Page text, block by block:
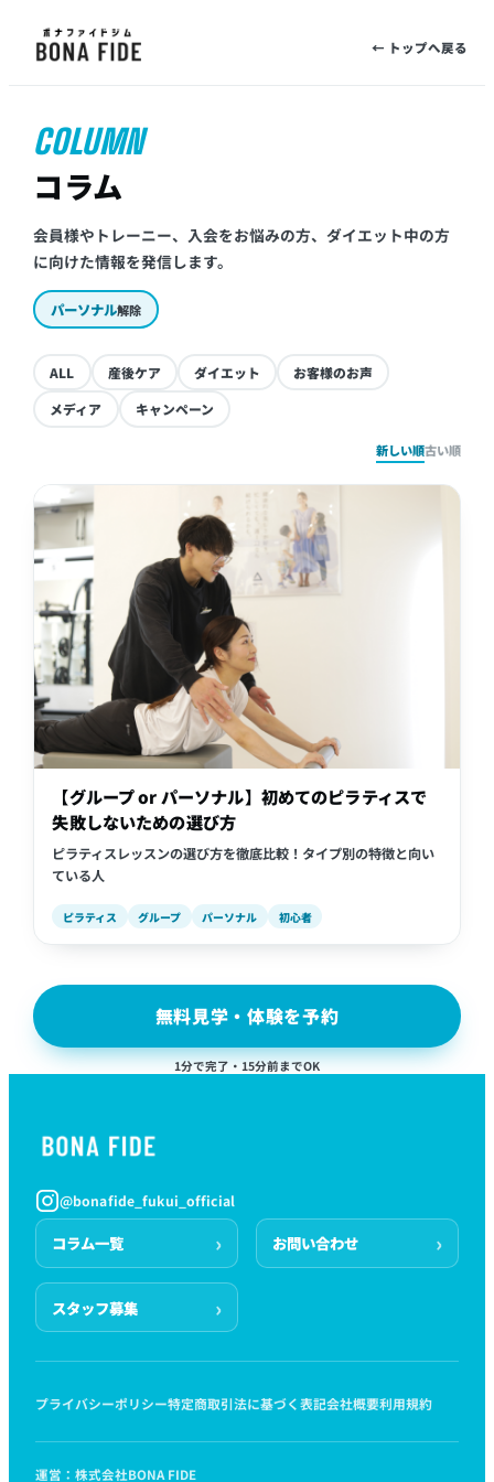
← トップへ戻る
COLUMN
コラム
会員様やトレーニー、入会をお悩みの方、ダイエット中の方
に向けた情報を発信します。
パーソナル解除
ALL 産後ケア ダイエット
お客様のお声
メディア
キャンペーン
新しい順古い順
【グループ or パーソナル】初めてのピラティスで
失敗しないための選び方
ピラティスレッスンの選び方を徹底比較！タイプ別の特徴と向い
ている人
ピラティス グループ パーソナル 初心者
無料見学・体験を予約
1分で完了・15分前までOK
@bonafide_fukui_official
コラム一覧 お問い合わせ
スタッフ募集
プライバシーポリシー特定商取引法に基づく表記会社概要利用規約
運営：株式会社BONA FIDE